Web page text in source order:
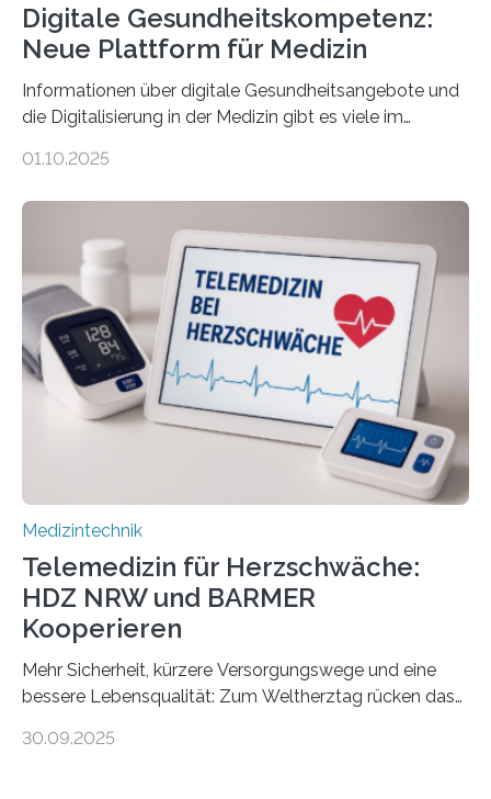
Digitale Gesundheitskompetenz:
Neue Plattform für Medizin
Informationen über digitale Gesundheitsangebote und
die Digitalisierung in der Medizin gibt es viele im
seriösen und wissenschaftlich abgesicherten Inhalten?
Forscherinnen der Technischen Universität Dresden
(TUD) richtet sich das Portal sowohl an Patientinnen
und Patienten, aber ebenso an medizinisches
Fachpersonal. Für all diese Zielgruppen bietet sie
speziell zugeschnittene Informationen, um deren
digitale Gesundheitskompetenz zu steigern. MiHUBx ist
01.10.2025
Medizintechnik
Telemedizin für Herzschwäche:
HDZ NRW und BARMER
Kooperieren
Mehr Sicherheit, kürzere Versorgungswege und eine
bessere Lebensqualität: Zum Weltherztag rücken das
Oeynhausen, und die BARMER die Bedürfnisse von
30.09.2025